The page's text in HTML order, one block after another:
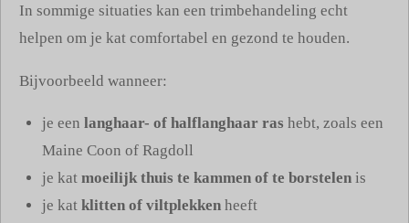
In sommige situaties kan een trimbehandeling echt
helpen om je kat comfortabel en gezond te houden.
Bijvoorbeeld wanneer:
je een langhaar- of halflanghaar ras hebt, zoals een
Maine Coon of Ragdoll
je kat moeilijk thuis te kammen of te borstelen is
je kat klitten of viltplekken heeft